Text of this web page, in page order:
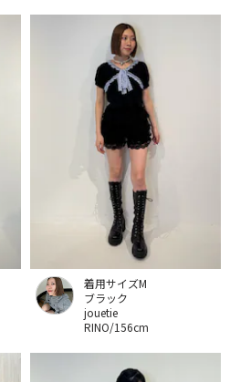
着用サイズM
ブラック
jouetie
RINO/156cm